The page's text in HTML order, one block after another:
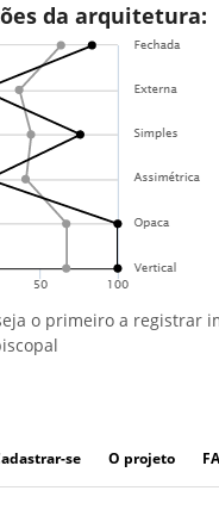
da arquitetura:
o primeiro a registrar
se O projeto